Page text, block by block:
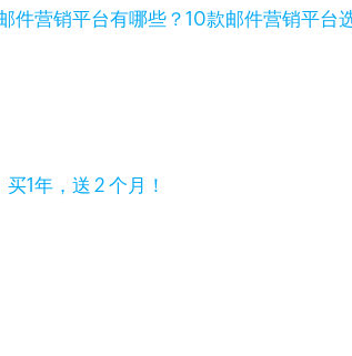
件营销平台有哪些？10款邮件营销平台
1年，送 2 个月！